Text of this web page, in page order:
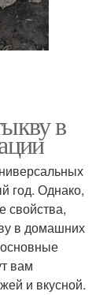
в
год. Однако,
свойства,
в домашних
вам
и вкусной.